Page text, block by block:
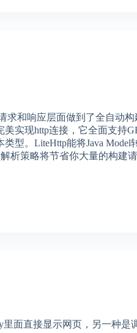
求和响应层面做到了全自动
实现http连接，它全面支持
型。LiteHttp能将Java Model
析策略将节省你大量的构建
面直接显示网页，另一种是